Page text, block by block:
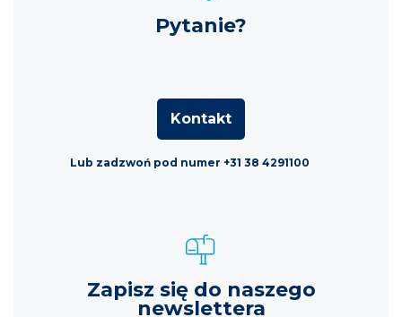
Pytanie?
Kontakt
Lub zadzwoń pod numer +31 38 4291100
Zapisz się do naszego
newslettera